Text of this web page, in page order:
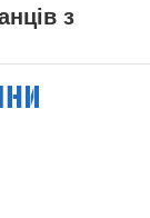
з